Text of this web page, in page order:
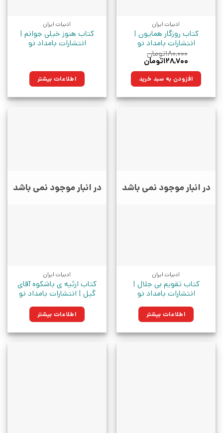
ادبیات ایران
کتاب روزگار همایون |
انتشارات بامداد نو
۱۸۰,۰۰۰تومان
قیمت
۱۸۰,۰۰۰تومان
بود.
۱۲۸,۷۰۰تومان
۱۲۸,۷۰۰تومان.افزودن به سبد خرید
ادبیات ایران
کتاب هنوز خیلی جوانم |
انتشارات بامداد نو
اطلاعات بیشتر
در انبار موجود نمی باشد
ادبیات ایران
کتاب تقویم بی جلال |
انتشارات بامداد نو
اطلاعات بیشتر
در انبار موجود نمی باشد
ادبیات ایران
کتاب ارثیه ی باشکوه آقای
گیل | انتشارات بامداد نو
اطلاعات بیشتر